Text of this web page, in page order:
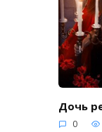
Дочь
0